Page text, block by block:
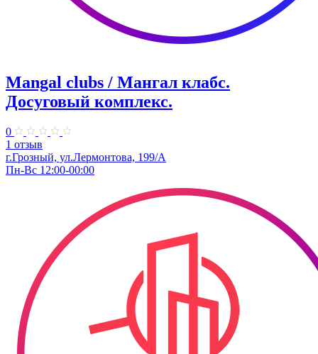
Mangal clubs / Мангал клабс.
Досуговый комплекс.
0
1 отзыв
г.Грозный, ул.Лермонтова, 199/А
Пн-Вс 12:00-00:00